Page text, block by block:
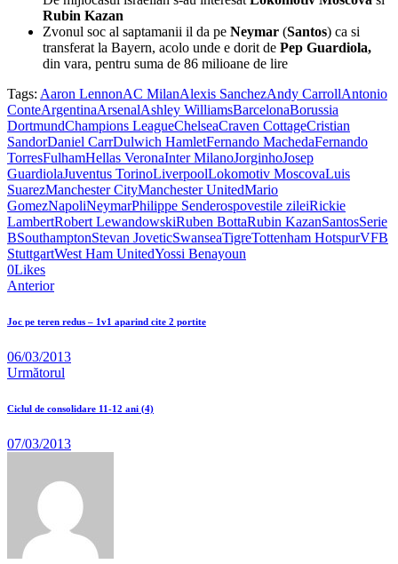
Rubin Kazan
Zvonul soc al saptamanii il da pe Neymar (Santos) ca si
transferat la Bayern, acolo unde e dorit de Pep Guardiola,
din vara, pentru suma de 86 milioane de lire
Tags: Aaron LennonAC MilanAlexis SanchezAndy CarrollAntonio
ConteArgentinaArsenalAshley WilliamsBarcelonaBorussia
DortmundChampions LeagueChelseaCraven CottageCristian
SandorDaniel CarrDulwich HamletFernando MachedaFernando
TorresFulhamHellas VeronaInter MilanoJorginhoJosep
GuardiolaJuventus TorinoLiverpoolLokomotiv MoscovaLuis
SuarezManchester CityManchester UnitedMario
GomezNapoliNeymarPhilippe Senderospovestile zileiRickie
LambertRobert LewandowskiRuben BottaRubin KazanSantosSerie
BSouthamptonStevan JoveticSwanseaTigreTottenham HotspurVFB
StuttgartWest Ham UnitedYossi Benayoun
0LikesTwitter-
x
Facebook
Share-
email
Copy
URL
clipboard
Navigare
în
Anterior
Joc pe teren redus – 1v1 aparind cite 2 portite
06/03/2013
Următorul
Ciclul de consolidare 11-12 ani (4)
07/03/2013